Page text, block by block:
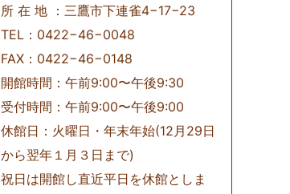
所 在 地 ：三鷹市下連雀4−17−23
TEL：0422−46−0048
FAX：0422−46−0148
開館時間：午前9:00〜午後9:30
受付時間：午前9:00〜午後9:00
休館日：火曜日・年末年始(12月29日
から翌年１月３日まで)
祝日は開館し直近平日を休館としま